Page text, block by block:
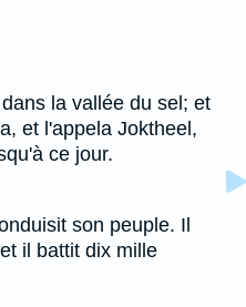
la vallée du sel; et
et l'appela Joktheel,
ce jour.
son peuple. Il
il battit dix mille